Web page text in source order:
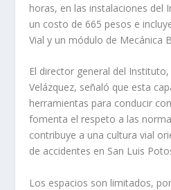
horas, en las instalaciones del
un costo de 665 pesos e
Vial y un módulo de Mecánica
El director general del
Velázquez, señaló que esta
herramientas para conducir
fomenta el respeto a las
contribuye a una cultura vial
de accidentes en San Luis
Los espacios son limitados,